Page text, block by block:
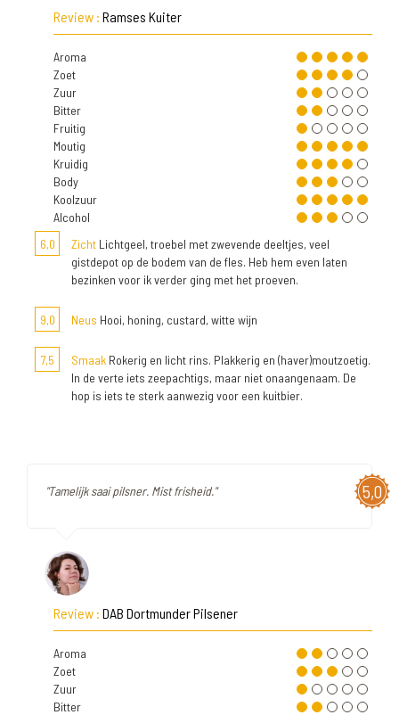
Review : Ramses Kuiter
Aroma
Zoet
Zuur
Bitter
Fruitig
Moutig
Kruidig
Body
Koolzuur
Alcohol
6,0
Zicht Lichtgeel, troebel met zwevende deeltjes, veel
gistdepot op de bodem van de fles. Heb hem even laten
bezinken voor ik verder ging met het proeven.
9,0 Neus Hooi, honing, custard, witte wijn
7,5 Smaak Rokerig en licht rins. Plakkerig en (haver)moutzoetig.
In de verte iets zeepachtigs, maar niet onaangenaam. De
hop is iets te sterk aanwezig voor een kuitbier.
5,0
"Tamelijk saai pilsner. Mist frisheid."
Review : DAB Dortmunder Pilsener
Aroma
Zoet
Zuur
Bitter